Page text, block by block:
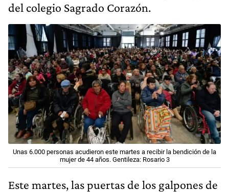
del colegio Sagrado Corazón.
Unas 6.000 personas acudieron este martes a recibir la bendición de la
mujer de 44 años. Gentileza: Rosario 3
Este martes, las puertas de los galpones de